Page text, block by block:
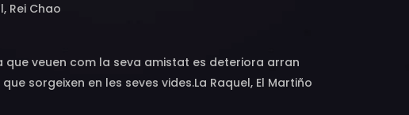
Rei Chao
que veuen com la seva amistat es deteriora arran
sorgeixen en les seves vides.La Raquel, El Martiño
d'edat. L'estiu es presenta com tots els altres,